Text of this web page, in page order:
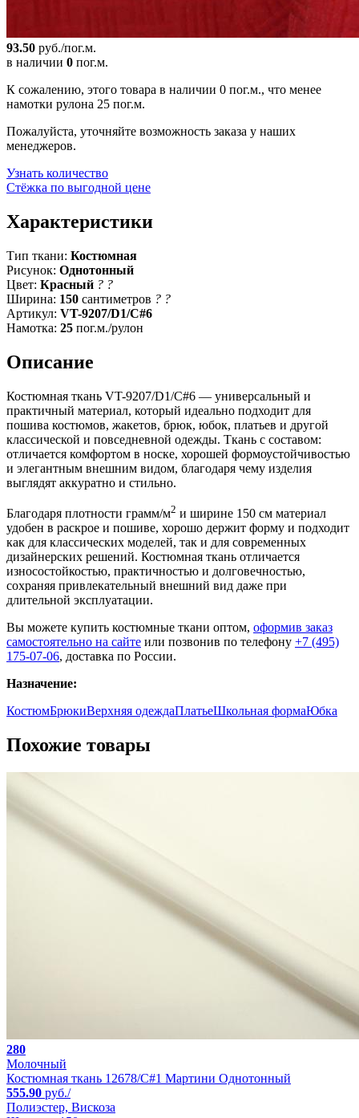
93.50 руб./пог.м.
в наличии 0 пог.м.
К сожалению, этого товара в наличии 0 пог.м., что менее
намотки рулона 25 пог.м.
Пожалуйста, уточняйте возможность заказа у наших
менеджеров.
Узнать количество
Стёжка по выгодной цене
Характеристики
Тип ткани: Костюмная
Рисунок: Однотонный
Цвет: Красный ? ?
Ширина: 150 сантиметров ? ?
Артикул: VT-9207/D1/C#6
Намотка: 25 пог.м./рулон
Описание
Костюмная ткань VT-9207/D1/C#6 — универсальный и
практичный материал, который идеально подходит для
пошива костюмов, жакетов, брюк, юбок, платьев и другой
классической и повседневной одежды. Ткань с составом:
отличается комфортом в носке, хорошей формоустойчивостью
и элегантным внешним видом, благодаря чему изделия
выглядят аккуратно и стильно.
Благодаря плотности грамм/м2 и ширине 150 см материал
удобен в раскрое и пошиве, хорошо держит форму и подходит
как для классических моделей, так и для современных
дизайнерских решений. Костюмная ткань отличается
износостойкостью, практичностью и долговечностью,
сохраняя привлекательный внешний вид даже при
длительной эксплуатации.
Вы можете купить костюмные ткани оптом, оформив заказ
самостоятельно на сайте или позвонив по телефону +7 (495)
175-07-06, доставка по России.
Назначение:
КостюмБрюкиВерхняя одеждаПлатьеШкольная формаЮбка
Похожие товары
280
Молочный
Костюмная ткань 12678/C#1 Мартини Однотонный
555.90 руб./
Полиэстер, Вискоза